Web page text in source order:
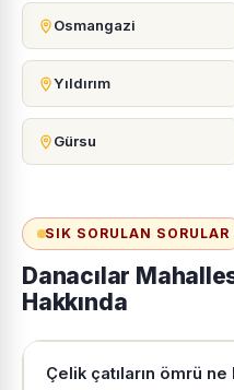
Osmangazi
Yıldırım
Gürsu
SIK SORULAN SORULAR
Danacılar
Hakkında
Çelik çatıların ömrü ne